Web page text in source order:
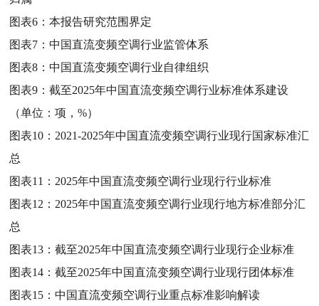
图表6：本报告研究范围界定
图表7：中国直流变频空调行业监管体系
图表8：中国直流变频空调行业自律组织
图表9：截至2025年中国直流变频空调行业标准体系建设
（单位：项，%）
图表10： 2021-2025年中国直流变频空调行业现行国家标准汇
总
图表11： 2025年中国直流变频空调行业现行行业标准
图表12： 2025年中国直流变频空调行业现行地方标准部分汇
总
图表13：截至2025年中国直流变频空调行业现行企业标准
图表14：截至2025年中国直流变频空调行业现行团体标准
图表15：中国直流变频空调行业重点标准影响解读